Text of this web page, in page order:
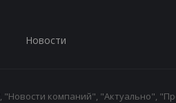
Новости
компаний", "Актуально",